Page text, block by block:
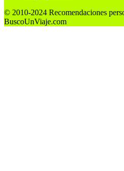
© 2010-2024 Recomendaciones
BuscoUnViaje.com